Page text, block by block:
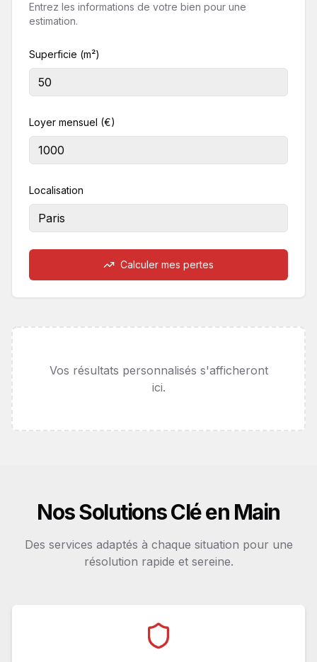
Entrez les informations de votre bien pour une
estimation.
Superficie (m²)
Loyer mensuel (€)
Localisation
Calculer mes pertes
Vos résultats personnalisés s'afficheront
ici.
Nos Solutions Clé en Main
Des services adaptés à chaque situation pour une
résolution rapide et sereine.
SOS Squat